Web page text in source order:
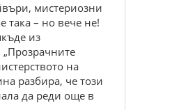
мистериозни
така – но вече не!
из
на
разбира, че този
да реди още в